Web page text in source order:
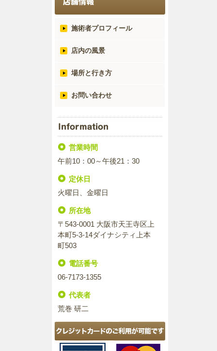
施術者プロフィール
店内の風景
場所と行き方
お問い合わせ
営業時間
午前10：00～午後21：30
定休日
火曜日、金曜日
所在地
〒543-0001 大阪市天王寺区上
本町5-3-14ダイナシティ上本
町503
電話番号
06-7173-1355
代表者
荒巻 研二